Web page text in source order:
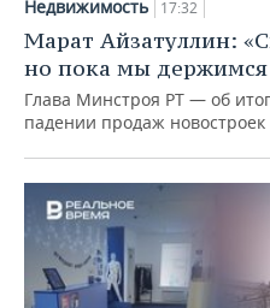
Недвижимость 17:32
Марат Айзатуллин:
но пока мы держимся
Глава Минстроя РТ — об
падении продаж новостроек